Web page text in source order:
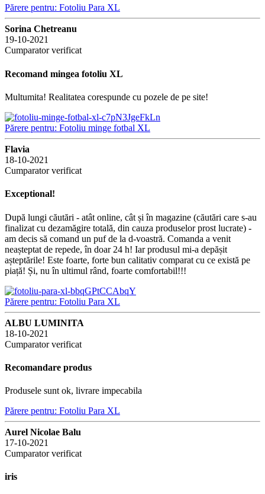
Părere pentru: Fotoliu Para XL
Sorina Chetreanu
19-10-2021
Cumparator verificat
Recomand mingea fotoliu XL
Multumita! Realitatea corespunde cu pozele de pe site!
Părere pentru: Fotoliu minge fotbal XL
Flavia
18-10-2021
Cumparator verificat
Exceptional!
După lungi căutări - atât online, cât și în magazine (căutări care s-au
finalizat cu dezamăgire totală, din cauza produselor prost lucrate) -
am decis să comand un puf de la d-voastră. Comanda a venit
neașteptat de repede, în doar 24 h! Iar produsul mi-a depășit
așteptările! Este foarte, forte bun calitativ comparat cu ce există pe
piață! Și, nu în ultimul rând, foarte comfortabil!!!
Părere pentru: Fotoliu Para XL
ALBU LUMINITA
18-10-2021
Cumparator verificat
Recomandare produs
Produsele sunt ok, livrare impecabila
Părere pentru: Fotoliu Para XL
Aurel Nicolae Balu
17-10-2021
Cumparator verificat
iris